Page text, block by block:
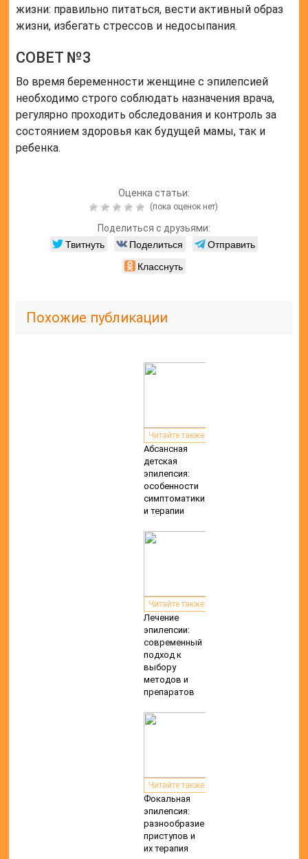
жизни: правильно питаться, вести активный образ
жизни, избегать стрессов и недосыпания.
СОВЕТ №3
Во время беременности женщине с эпилепсией
необходимо строго соблюдать назначения врача,
регулярно проходить обследования и контроль за
состоянием здоровья как будущей мамы, так и
ребенка.
Оценка статьи:
(пока оценок нет)
Поделиться с друзьями:
Твитнуть Поделиться
Отправить
Класснуть
Похожие публикации
Читайте также:
Абсансная
детская
эпилепсия:
особенности
симптоматики
и терапии
Читайте также:
Лечение
эпилепсии:
современный
подход к
выбору
методов и
препаратов
Читайте также:
Фокальная
эпилепсия:
разнообразие
приступов и
их терапия